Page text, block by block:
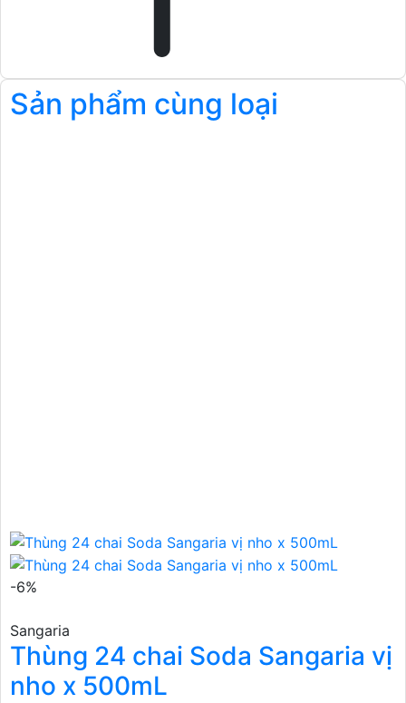
Sản phẩm cùng loại
-6%
Sangaria
Thùng 24 chai Soda Sangaria vị
nho x 500mL